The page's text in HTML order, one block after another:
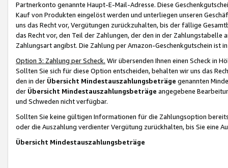
Partnerkonto genannte Haupt-E-Mail-Adresse. Diese
Kauf von Produkten eingelöst werden und unterliegen unseren
uns das Recht vor, Vergütungen zurückzuhalten, bis der fällige
das Recht vor, den Teil der Zahlungen, der den in der
Zahlungsart angibst. Die Zahlung per Amazon-Geschenkgutschein ist
Option 3: Zahlung per Scheck. Wir übersenden Ihnen einen Scheck in
Sollten Sie sich für diese Option entscheiden, behalten wir uns das
den in der Übersicht Mindestauszahlungsbeträge genannten
der Übersicht Mindestauszahlungsbeträge angegebene
und Schweden nicht verfügbar.
Sollten Sie keine gültigen Informationen für die Zahlungsoption
oder die Auszahlung verdienter Vergütung zurückhalten, bis Sie
Übersicht Mindestauszahlungsbeträge